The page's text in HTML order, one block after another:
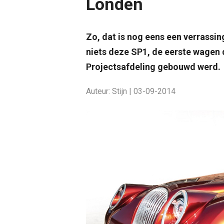
Londen
Zo, dat is nog eens een
niets deze SP1, de eerste
Projectsafdeling gebouwd werd.
Auteur: Stijn | 03-09-2014